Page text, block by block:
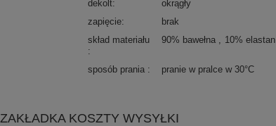
dekolt
okrągły
zapięcie
brak
skład materiału
90% bawełna 10% elastan
sposób prania pranie w pralce w 30°C
ZAKŁADKA KOSZTY WYSYŁKI